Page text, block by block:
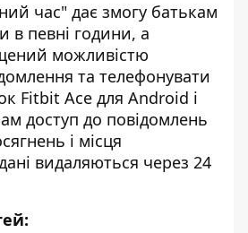
час" дає змогу батькам
в певні години, а
можливістю
та телефонувати
Fitbit Ace для Android і
доступ до повідомлень
і місця
видаляються через 24